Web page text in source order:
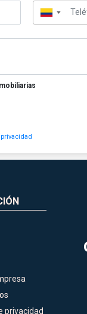
▼
privacidad